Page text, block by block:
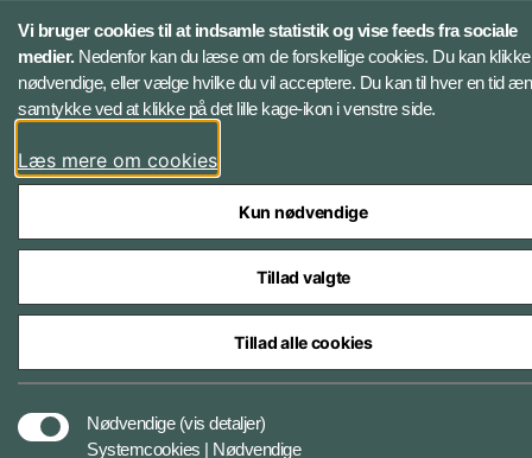
Vi bruger cookies til at indsamle statistik og vise feeds fra sociale
medier.Nedenfor kan du læse om de forskellige cookies. Du kan
nødvendige, eller vælge hvilke du vil acceptere. Du kan til hver en tid
samtykke ved at klikke på det lille kage-ikon i venstre side.
Læs mere om cookies
Kun nødvendige
Tillad valgte
Tillad alle cookies
Nødvendige (vis detaljer)
Systemcookies | Nødvendige